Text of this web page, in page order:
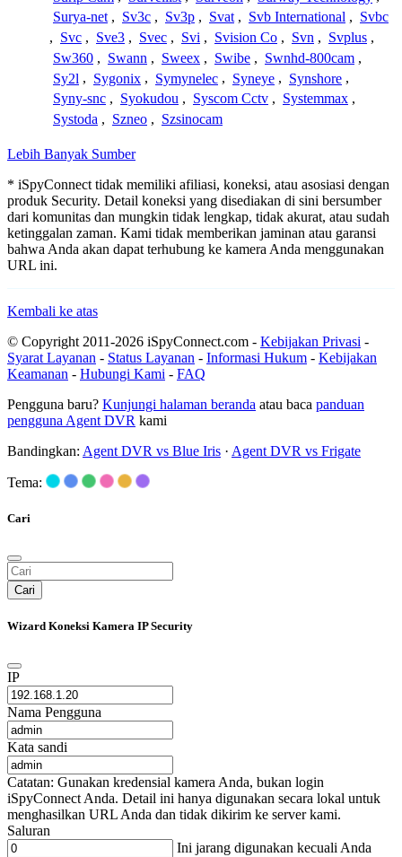
Surya-net , Sv3c , Sv3p , Svat , Svb International , Svbc
, Svc , Sve3 , Svec , Svi , Svision Co , Svn , Svplus ,
Sw360 , Swann , Sweex , Swibe , Swnhd-800cam ,
Sy2l , Sygonix , Symynelec , Syneye , Synshore ,
Syny-snc , Syokudou , Syscom Cctv , Systemmax ,
Systoda , Szneo , Szsinocam
Lebih Banyak Sumber
* iSpyConnect tidak memiliki afiliasi, koneksi, atau asosiasi dengan
produk Security. Detail koneksi yang disediakan di sini bersumber
dari komunitas dan mungkin tidak lengkap, tidak akurat, atau sudah
ketinggalan zaman. Kami tidak memberikan jaminan atau garansi
bahwa Anda akan dapat terhubung ke kamera Anda menggunakan
URL ini.
Kembali ke atas
© Copyright 2011-2026 iSpyConnect.com - Kebijakan Privasi -
Syarat Layanan - Status Layanan - Informasi Hukum - Kebijakan
Keamanan - Hubungi Kami - FAQ
Pengguna baru? Kunjungi halaman beranda atau baca panduan
pengguna Agent DVR kami
Bandingkan: Agent DVR vs Blue Iris · Agent DVR vs Frigate
Tema:
Cari
Cari
Wizard Koneksi Kamera IP Security
IP
Nama Pengguna
Kata sandi
Catatan: Gunakan kredensial kamera Anda, bukan login
iSpyConnect Anda. Detail ini hanya digunakan secara lokal untuk
menghasilkan URL Anda dan tidak dikirim ke server kami.
Saluran
Ini jarang digunakan kecuali Anda